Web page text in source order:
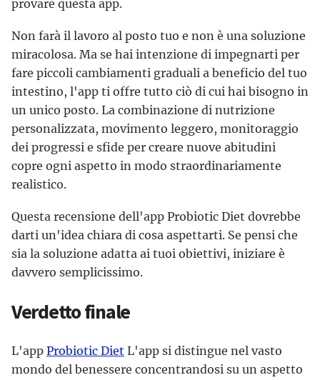
provare questa app.
Non farà il lavoro al posto tuo e non è una soluzione
miracolosa. Ma se hai intenzione di impegnarti per
fare piccoli cambiamenti graduali a beneficio del tuo
intestino, l'app ti offre tutto ciò di cui hai bisogno in
un unico posto. La combinazione di nutrizione
personalizzata, movimento leggero, monitoraggio
dei progressi e sfide per creare nuove abitudini
copre ogni aspetto in modo straordinariamente
realistico.
Questa recensione dell'app Probiotic Diet dovrebbe
darti un'idea chiara di cosa aspettarti. Se pensi che
sia la soluzione adatta ai tuoi obiettivi, iniziare è
davvero semplicissimo.
Verdetto finale
L'app Probiotic Diet L'app si distingue nel vasto
mondo del benessere concentrandosi su un aspetto